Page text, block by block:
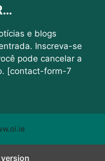
e blogs
Inscreva-se
pode cancelar a
[contact-form-7